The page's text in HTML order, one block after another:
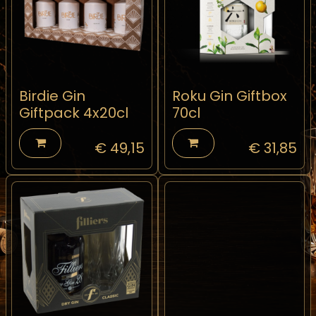
Birdie Gin
Giftpack 4x20cl
€ 49,15
Roku Gin Giftbox
70cl
€31,85